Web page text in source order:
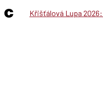
Křišťálová Lupa